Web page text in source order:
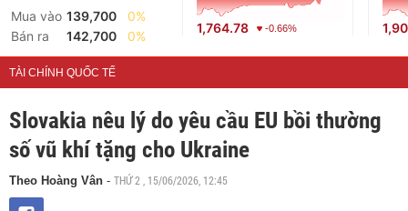
Mua vào 139,700
0%
Bán ra
142,700 0%
1,764.78 -0.66%
TÀI CHÍNH QUỐC TẾ
Slovakia nêu lý do yêu cầu EU bồi thường
số vũ khí tặng cho Ukraine
Theo Hoàng Vân - THỨ 2 , 15/06/2026, 12:45